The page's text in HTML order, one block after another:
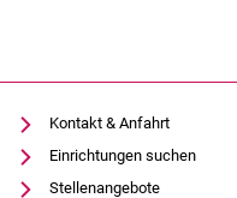
Kontakt & Anfahrt
Einrichtungen suchen
Stellenangebote